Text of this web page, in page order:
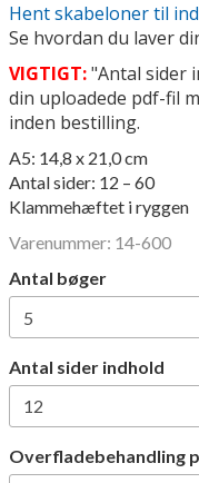
Hent skabeloner til
Se hvordan du laver
VIGTIGT:"Antal sider
din uploadede pdf-fil
inden bestilling.
A5: 14,8 x 21,0 cm
Antal sider: 12 – 60
Klammehæftet i ryggen
Varenummer: 14-600
Antal bøger
Antal sider indhold
Overfladebehandling